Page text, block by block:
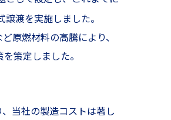
渡を実施しました。
原燃材料の高騰により、
策定しました。
当社の製造コストは著し